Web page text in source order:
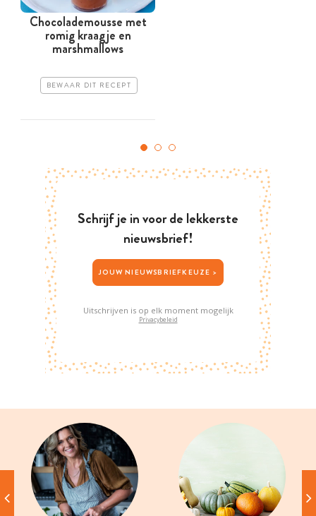
Chocolademousse met
romig kraagje en
marshmallows
BEWAAR DIT RECEPT
Schrijf je in voor de lekkerste
nieuwsbrief!
JOUW NIEUWSBRIEFKEUZE >
Uitschrijven is op elk moment mogelijk
Privacybeleid